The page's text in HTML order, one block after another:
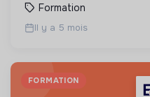
Formation
Il y a 5 mois
FORMATION